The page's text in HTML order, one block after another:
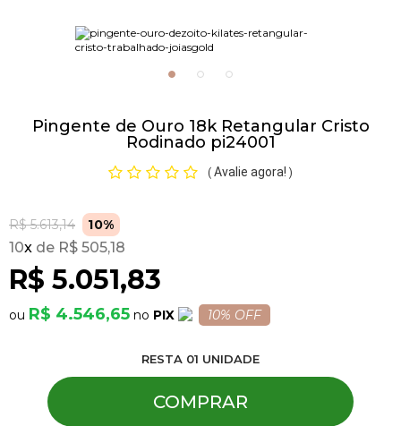
Pingente de Ouro 18k Retangular Cristo
Rodinado pi24001
( Avalie agora! )
R$ 5.613,14 10%
R$ 5.051,83
10x R$ 505,18
R$ 4.546,65 PIX 10% OFF
RESTA 01 UNIDADE
COMPRAR
Brincos
Pulseiras
Piercing
Pedras Preciosas
Presente